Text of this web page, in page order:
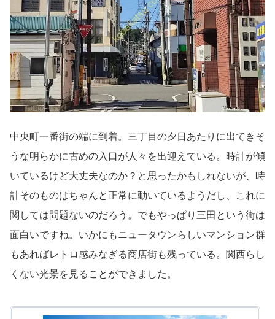
中央町一番街の端に到着。三丁目の夕日あたりに出てきそ
うな明らかに古めの入口が人々を出迎えている。時計が傾
いているけど大丈夫なのか？と思ったかもしれないが、時
計そのものはちゃんと正常に動いているようだし、これに
関しては問題ないのだろう。でもやっぱり三田という街は
面白いですね。いかにもニュータウンらしいマンション群
もあればレトロ感みなぎる商店街も残っている。関西らし
くない光景を見ることができました。